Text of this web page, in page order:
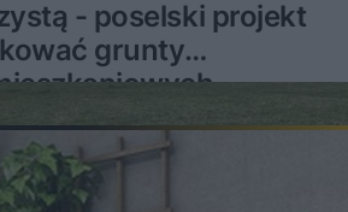
- poselski projekt
grunty